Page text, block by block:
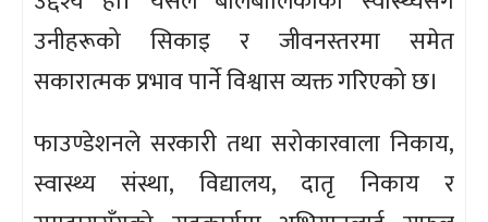
उनीहरूको सिकाइ र जीवनस्तरमा समेत
सकारात्मक प्रभाव पार्ने विश्वास व्यक्त गरिएको छ।
फाउण्डेशनले सरकारी तथा सरोकारवाला निकाय,
स्वास्थ्य संस्था, विद्यालय, दातृ निकाय र